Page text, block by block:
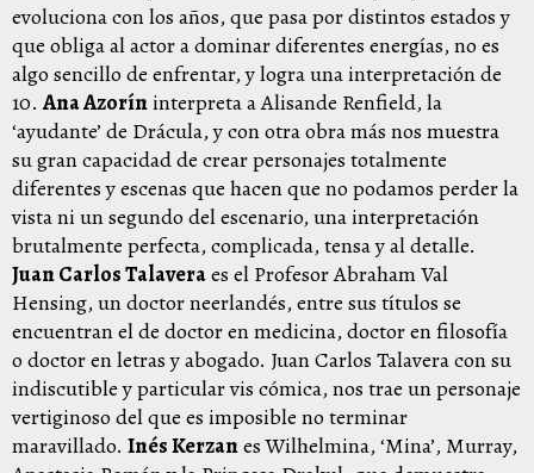
evoluciona con los años, que pasa por distintos estados y
que obliga al actor a dominar diferentes energías, no es
algo sencillo de enfrentar, y logra una interpretación de
10.Ana Azoríninterpreta a Alisande Renfield, la
‘ayudante’ de Drácula, y con otra obra más nos muestra
su gran capacidad de crear personajes totalmente
diferentes y escenas que hacen que no podamos perder la
vista ni un segundo del escenario, una interpretación
brutalmente perfecta, complicada, tensa y al detalle.
Juan Carlos Talaveraes el Profesor Abraham Val
Hensing, un doctor neerlandés, entre sus títulos se
encuentran el de doctor en medicina, doctor en filosofía
o doctor en letras y abogado. Juan Carlos Talavera con su
indiscutible y particular vis cómica, nos trae un personaje
vertiginoso del que es imposible no terminar
maravillado. Inés Kerzanes Wilhelmina, ‘Mina’, Murray,